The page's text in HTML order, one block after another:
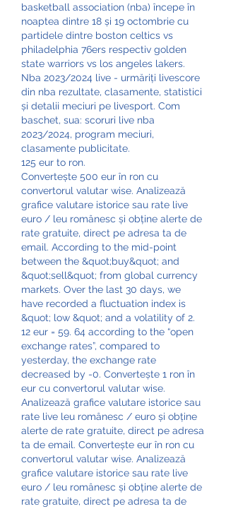
basketball association (nba) începe în
noaptea dintre 18 și 19 octombrie cu
partidele dintre boston celtics vs
philadelphia 76ers respectiv golden
state warriors vs los angeles lakers.
Nba 2023/2024 live - urmăriți livescore
din nba rezultate, clasamente, statistici
și detalii meciuri pe livesport. Com
baschet, sua: scoruri live nba
2023/2024, program meciuri,
clasamente publicitate.
125 eur to ron.
Convertește 500 eur în ron cu
convertorul valutar wise. Analizează
grafice valutare istorice sau rate live
euro / leu românesc și obține alerte de
rate gratuite, direct pe adresa ta de
email. According to the mid-point
between the &quot;buy&quot; and
&quot;sell&quot; from global currency
markets. Over the last 30 days, we
have recorded a fluctuation index is
&quot; low &quot; and a volatility of 2.
12 eur = 59. 64 according to the “open
exchange rates”, compared to
yesterday, the exchange rate
decreased by -0. Convertește 1 ron în
eur cu convertorul valutar wise.
Analizează grafice valutare istorice sau
rate live leu românesc / euro și obține
alerte de rate gratuite, direct pe adresa
ta de email. Convertește eur în ron cu
convertorul valutar wise. Analizează
grafice valutare istorice sau rate live
euro / leu românesc și obține alerte de
rate gratuite, direct pe adresa ta de